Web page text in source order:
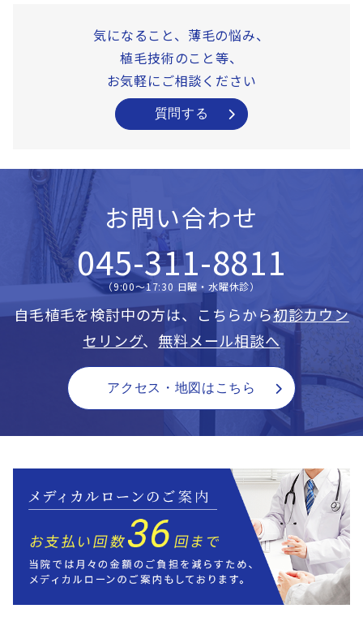
気になること、薄毛の悩み、
植毛技術のこと等、
お気軽にご相談ください
質問する
お問い合わせ
045-311-8811
（9:00〜17:30 日曜・水曜休診）
自毛植毛を検討中の方は、こちらから初診カウン
セリング、 無料メール相談へ
アクセス・地図はこちら